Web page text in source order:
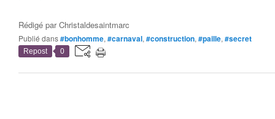
Rédigé parChristaldesaintmarc
Publié dans#bonhomme, #carnaval, #construction, #paille, #secret
Repost 0